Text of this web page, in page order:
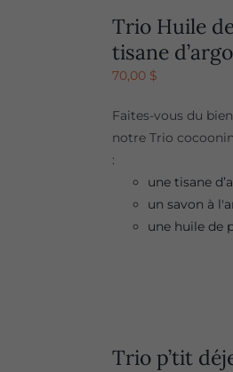
Trio Huile
tisane
70,00 $
Faites-vous du
notre Trio
:
une tisane
un savon à
une huile de
Trio p’tit